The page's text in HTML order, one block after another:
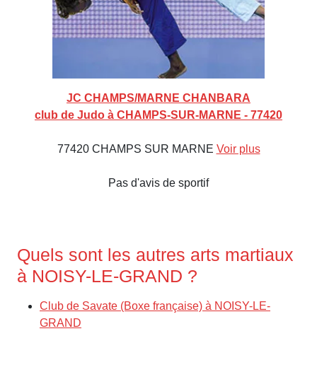
JC CHAMPS/MARNE CHANBARA
club de Judo à CHAMPS-SUR-MARNE - 77420
77420 CHAMPS SUR MARNE Voir plus
Pas d'avis de sportif
Quels sont les autres arts martiaux
à NOISY-LE-GRAND ?
Club de Savate (Boxe française) à NOISY-LE-
GRAND